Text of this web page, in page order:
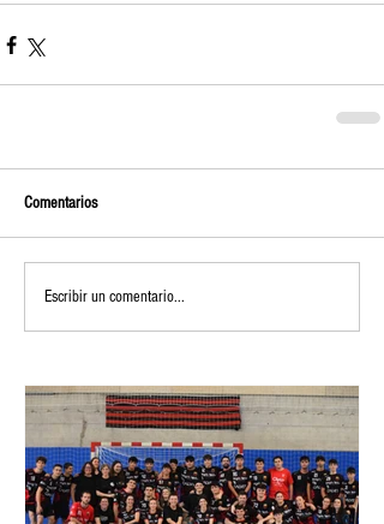
Comentarios
Escribir un comentario...